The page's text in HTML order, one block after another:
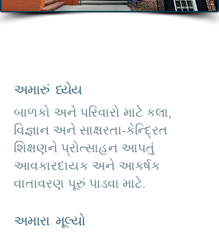
અમારું ધ્યેય
બાળકો અને પરિવારો માટે કલા,
વિજ્ઞાન અને સાક્ષરતા-કેન્દ્રિત
શિક્ષણને પ્રોત્સાહન આપતું
આવકારદાયક અને આકર્ષક
વાતાવરણ પૂરું પાડવા માટે.
અમારા મૂલ્યો